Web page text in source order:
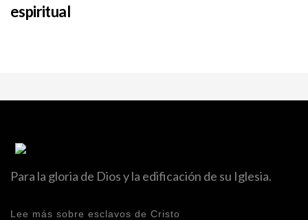
espiritual
Para la gloria de Dios y la edificación de su Iglesia.
Lee más sobre esclavos de Cristo